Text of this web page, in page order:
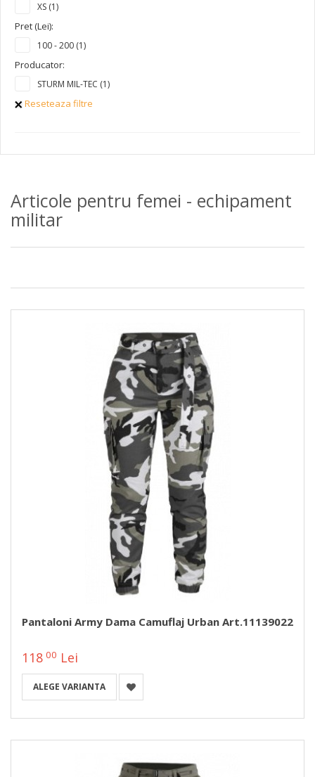
XS (1)
Pret (Lei):
100 - 200 (1)
Producator:
STURM MIL-TEC (1)
Reseteaza filtre
Articole pentru femei - echipament
militar
Pantaloni Army Dama Camuflaj Urban Art.11139022
118 00 Lei
ALEGE VARIANTA